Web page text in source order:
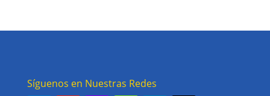
Síguenos en Nuestras Redes